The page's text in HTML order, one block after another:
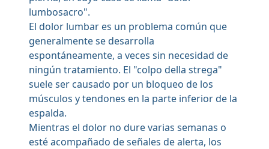
lumbosacro".
El dolor lumbar es un problema común que
generalmente se desarrolla
espontáneamente, a veces sin necesidad de
ningún tratamiento. El "colpo della strega"
suele ser causado por un bloqueo de los
músculos y tendones en la parte inferior de la
espalda.
Mientras el dolor no dure varias semanas o
esté acompañado de señales de alerta, los